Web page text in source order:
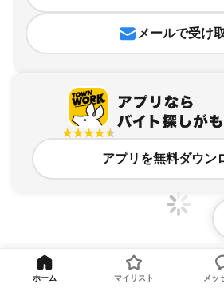
メールで受け
アプリを無料ダウン
千葉県、鎌ケ谷市、扶養内勤務OKのアルバイト・バ
ホーム マイリスト メッ